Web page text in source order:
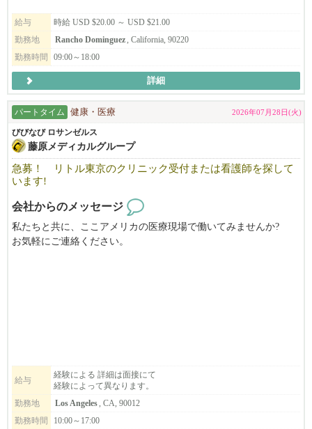
給与
時給 USD $20.00 ～ USD $21.00
勤務地
Rancho Dominguez, California, 90220
勤務時間
09:00～18:00
詳細
パートタイム 健康・医療 2026年07月28日(火)
びびなび ロサンゼルス
藤原メディカルグループ
急募！ リトル東京のクリニック受付または看護師を探して
います!
会社からのメッセージ
私たちと共に、ここアメリカの医療現場で働いてみませんか?
お気軽にご連絡ください。
給与
経験による 詳細は面接にて
経験によって異なります。
勤務地
Los Angeles, CA, 90012
勤務時間
10:00～17:00